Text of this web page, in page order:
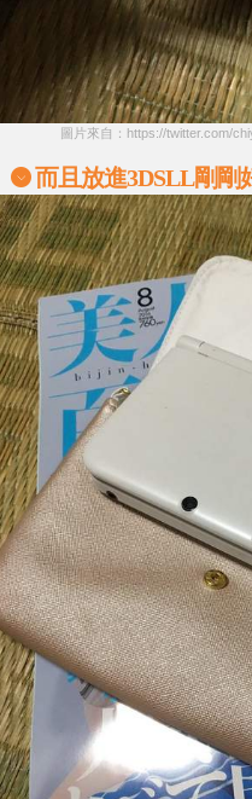
圖片來自：https://twitter.com/
而且放進3DSLL剛剛